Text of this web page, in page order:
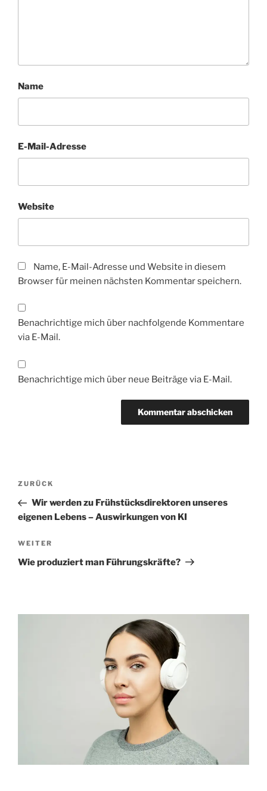
Name
E-Mail-Adresse
Website
Name, E-Mail-Adresse und Website in diesem
Browser für meinen nächsten Kommentar speichern.
Benachrichtige mich über nachfolgende Kommentare
via E-Mail.
Benachrichtige mich über neue Beiträge via E-Mail.
Beitragsnavigation
Vorheriger
Beitrag
ZURÜCK
Wir werden zu Frühstücksdirektoren unseres
eigenen Lebens – Auswirkungen von KI
Nächster
Beitrag
WEITER
Wie produziert man Führungskräfte?